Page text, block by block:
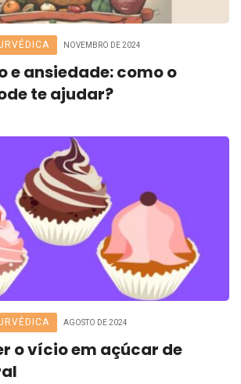
NOVEMBRO DE 2024
e ansiedade: como o
te ajudar?
AGOSTO DE 2024
o vício em açúcar de